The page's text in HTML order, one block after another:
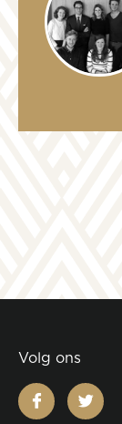
Volg ons
facebooktwitter